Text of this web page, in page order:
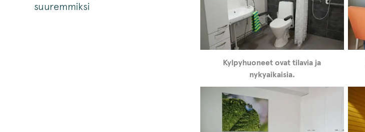
suuremmiksi
Kylpyhuoneet ovat tilavia ja
nykyaikaisia.